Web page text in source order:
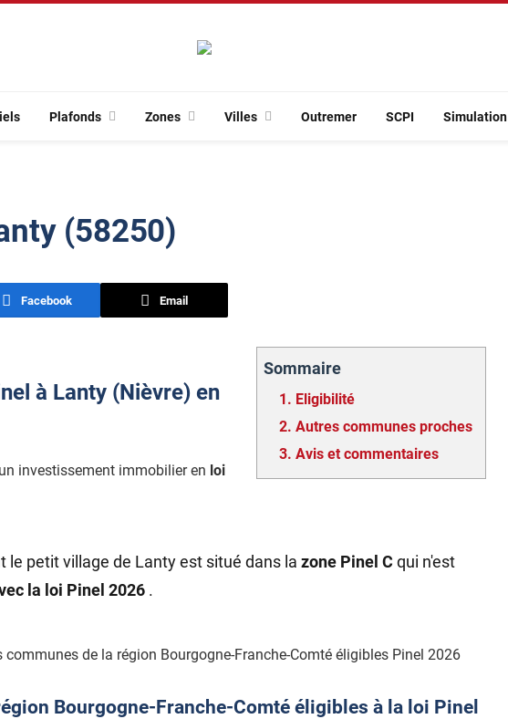
Plafonds Zones Villes Outremer SCPI Simulation
(58250)
Facebook Email
Sommaire
1. Eligibilité
2. Autres communes proches
3. Avis et commentaires
à Lanty (Nièvre) en
investissement immobilier en loi
le petit village de Lanty est situé dans la zone Pinel C qui n'est
la loi Pinel 2026 .
communes de la région Bourgogne-Franche-Comté éligibles Pinel 2026
Bourgogne-Franche-Comté éligibles à la loi Pinel